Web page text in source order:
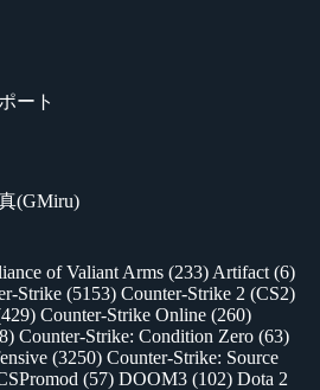
ート
(GMiru)
of Valiant Arms (233) Artifact (6)
Strike (5153) Counter-Strike 2 (CS2)
Counter-Strike Online (260)
Counter-Strike: Condition Zero (63)
(3250) Counter-Strike: Source
(57) DOOM3 (102) Dota 2